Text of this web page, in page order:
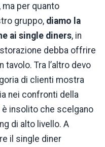
per quanto
gruppo, diamo la
ai single diners, in
debba offrire
Tra l’altro devo
di clienti mostra
nei confronti della
è insolito che scelgano
di alto livello. A
il single diner